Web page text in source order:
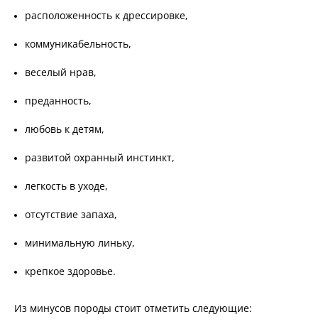
расположенность к дрессировке,
коммуникабельность,
веселый нрав,
преданность,
любовь к детям,
развитой охранный инстинкт,
легкость в уходе,
отсутствие запаха,
минимальную линьку,
крепкое здоровье.
Из минусов породы стоит отметить следующие: